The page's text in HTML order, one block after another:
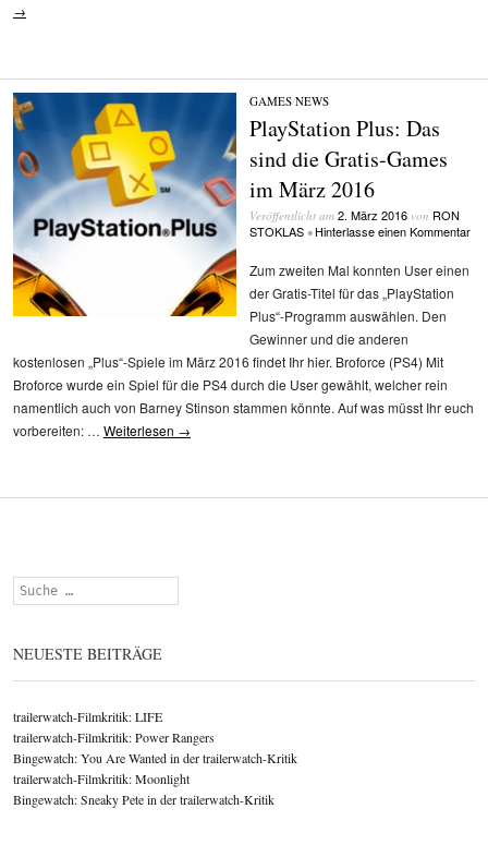
→
GAMES/NEWS
PlayStation Plus: Das
sind die Gratis-Games
im März 2016
Veröffentlicht am 2. März 2016von RON
STOKLAS • Hinterlasse einen Kommentar
Zum zweiten Mal konnten User einen
der Gratis-Titel für das „PlayStation
Plus“-Programm auswählen. Den
Gewinner und die anderen
kostenlosen „Plus“-Spiele im März 2016 findet Ihr hier. Broforce (PS4) Mit
Broforce wurde ein Spiel für die PS4 durch die User gewählt, welcher rein
namentlich auch von Barney Stinson stammen könnte. Auf was müsst Ihr euch
vorbereiten: … Weiterlesen →
Suchen
NEUESTE BEITRÄGE
trailerwatch-Filmkritik: LIFE
trailerwatch-Filmkritik: Power Rangers
Bingewatch: You Are Wanted in der trailerwatch-Kritik
trailerwatch-Filmkritik: Moonlight
Bingewatch: Sneaky Pete in der trailerwatch-Kritik